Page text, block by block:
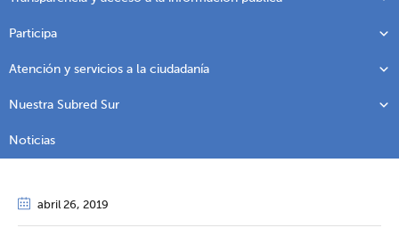
Participa
Atención y servicios a la ciudadanía
Nuestra Subred Sur
Noticias
abril 26, 2019